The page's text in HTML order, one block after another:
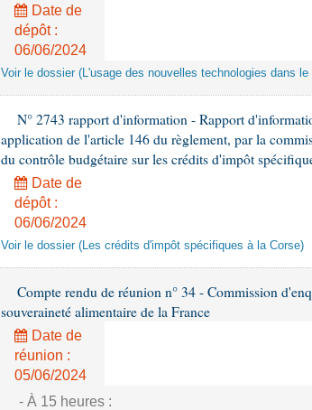
Date de
dépôt :
06/06/2024
Voir le dossier (L'usage des nouvelles technologies dans
N° 2743 rapport d'information - Rapport
application de l'article 146 du règlement, par la
du contrôle budgétaire sur les crédits d'impôt
Date de
dépôt :
06/06/2024
Voir le dossier (Les crédits d'impôt spécifiques à la Corse)
Compte rendu de réunion n° 34 - Commission
souveraineté alimentaire de la France
Date de
réunion :
05/06/2024
- À 15 heures :